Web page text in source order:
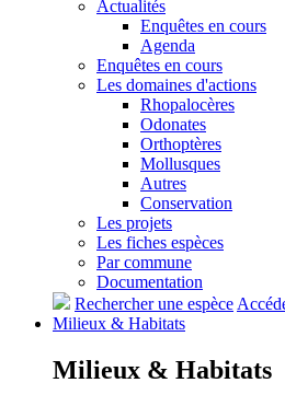
Actualités
Enquêtes en cours
Agenda
Enquêtes en cours
Les domaines d'actions
Rhopalocères
Odonates
Orthoptères
Mollusques
Autres
Conservation
Les projets
Les fiches espèces
Par commune
Documentation
Rechercher une espèce
Milieux & Habitats
Milieux & Habitats